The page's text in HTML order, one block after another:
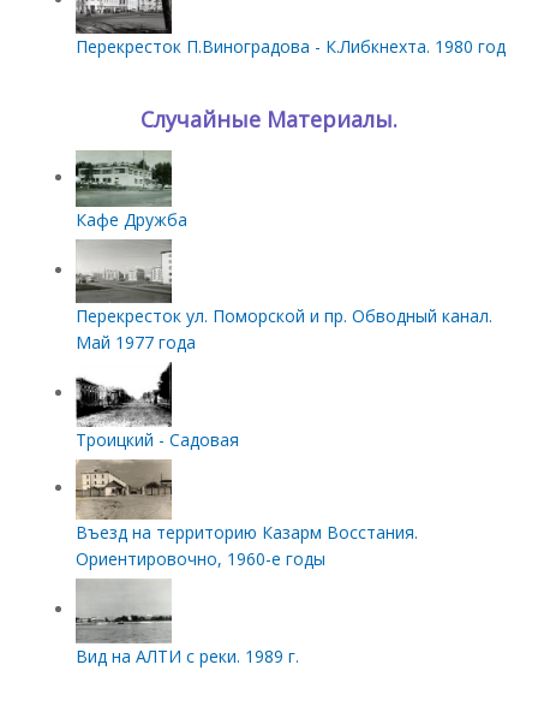
Перекресток П.Виноградова - К.Либкнехта. 1980 год
Случайные Материалы.
Кафе Дружба
Перекресток ул. Поморской и пр. Обводный канал.
Май 1977 года
Троицкий - Садовая
Въезд на территорию Казарм Восстания.
Ориентировочно, 1960-е годы
Вид на АЛТИ с реки. 1989 г.